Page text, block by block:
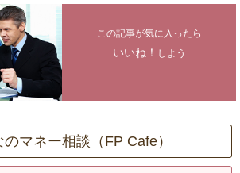
この記事が気に入ったら
いいね！ しよう
マネー相談（FP Cafe）